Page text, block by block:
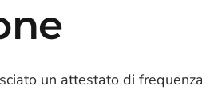
un attestato di